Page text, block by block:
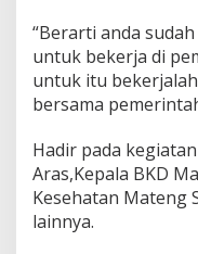
“Berarti anda
untuk bekerja di
untuk itu
bersama
Hadir pada
Aras,Kepala BKD
Kesehatan Mateng
lainnya.